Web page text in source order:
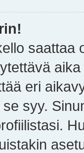
saattaa
eri
syy.